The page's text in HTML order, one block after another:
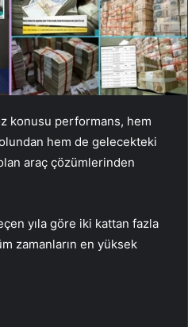
konusu performans, hem
hem de gelecekteki
araç çözümlerinden
yıla göre iki kattan fazla
zamanların en yüksek